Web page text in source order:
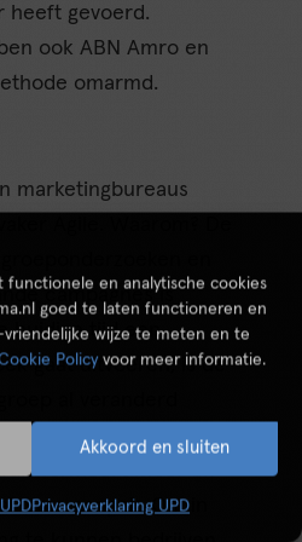
functionele en analytische cookies
goed te laten functioneren en
wijze te meten en te
Policy voor meer informatie.
Akkoord en sluiten
Privacyverklaring UPD
heeft gevoerd.
ook ABN Amro en
omarmd.
marketingbureaus
campagnes is
huidige tijd een
gaat uitvoeren, is de
afgerond is. De
meer en
time aanpak. Om in